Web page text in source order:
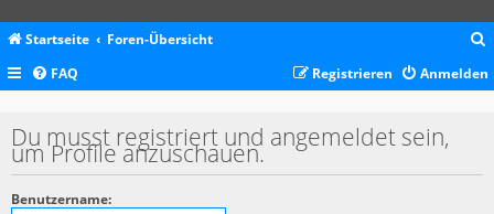
Startseite Foren-Übersicht
c
FAQ Anmelden
Registrieren
Du musst registriert und angemeldet sein,
um Profile anzuschauen.
Benutzername: